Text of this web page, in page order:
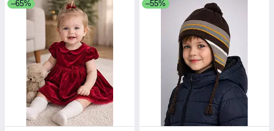
–65% –55%